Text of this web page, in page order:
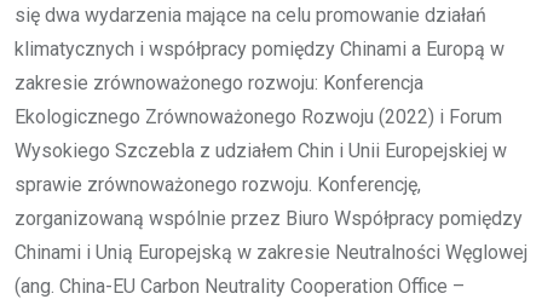
się dwa wydarzenia mające na celu promowanie działań
klimatycznych i współpracy pomiędzy Chinami a Europą w
zakresie zrównoważonego rozwoju: Konferencja
Ekologicznego Zrównoważonego Rozwoju (2022) i Forum
Wysokiego Szczebla z udziałem Chin i Unii Europejskiej w
sprawie zrównoważonego rozwoju. Konferencję,
zorganizowaną wspólnie przez Biuro Współpracy pomiędzy
Chinami i Unią Europejską w zakresie Neutralności Węglowej
(ang. China-EU Carbon Neutrality Cooperation Office –